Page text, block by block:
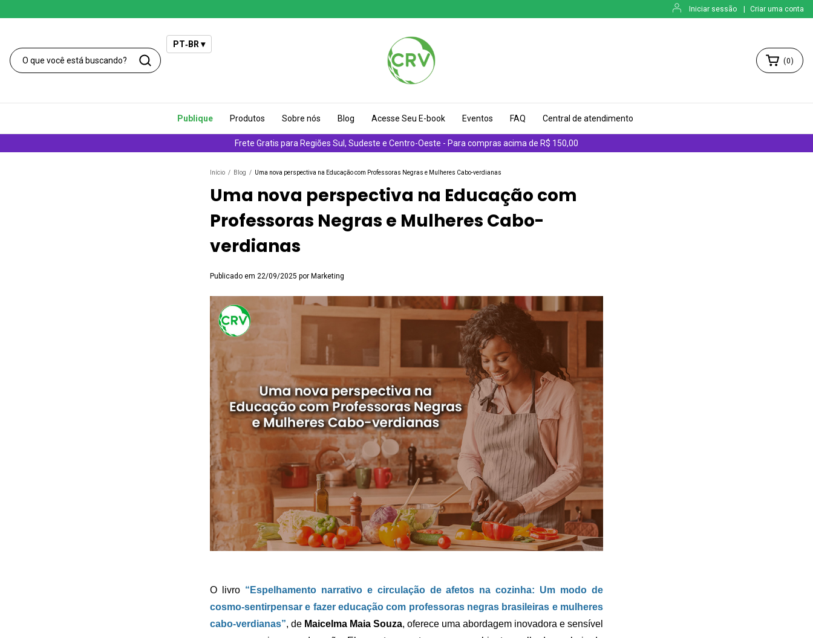
Iniciar sessão Criar uma conta
Frete Gratis para Regiões Sul, Sudeste e Centro-Oeste - Para compras acima de R$ 150,00
(0)
Publique Produtos Sobre nós Blog Acesse Seu E-book Eventos FAQ Central de atendimento
PT‑BR ▾
Início / Blog / Uma nova perspectiva na Educação com Professoras Negras e Mulheres Cabo-verdianas
Uma nova perspectiva na Educação com
Professoras Negras e Mulheres Cabo-
verdianas
Publicado em 22/09/2025 por Marketing
O livro “Espelhamento narrativo e circulação de afetos na cozinha: Um modo de
cosmo-sentirpensar e fazer educação com professoras negras brasileiras e mulheres
cabo-verdianas”, de Maicelma Maia Souza, oferece uma abordagem inovadora e sensível